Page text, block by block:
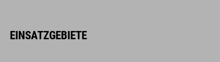
EINSATZGEBIETE